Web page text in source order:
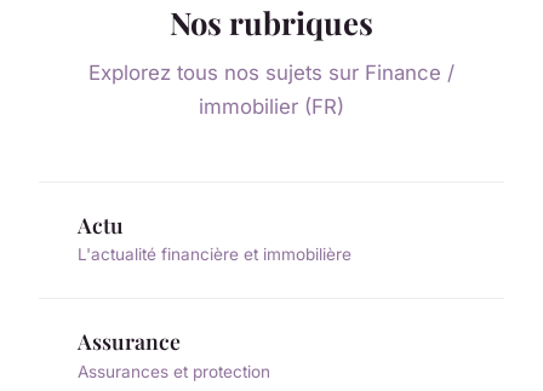
Nos rubriques
Explorez tous nos sujets sur Finance /
immobilier (FR)
Actu
L'actualité financière et immobilière
Assurance
Assurances et protection